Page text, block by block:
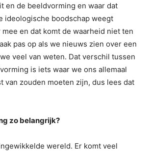
en de beeldvorming en waar dat
ideologische boodschap weegt
en dat komt de waarheid niet ten
pas op als we nieuws zien over een
veel van weten. Dat verschil tussen
is iets waar we ons allemaal
van zouden moeten zijn, dus lees dat
zo belangrijk?
wereld. Er komt veel